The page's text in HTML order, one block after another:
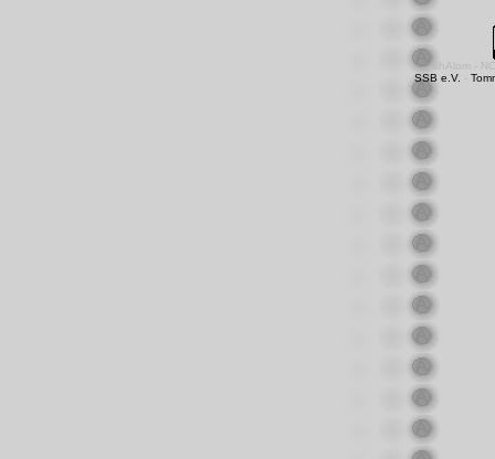
shAlom -
SSB e.V. -